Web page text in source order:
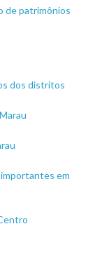
de patrimônios
dos distritos
em